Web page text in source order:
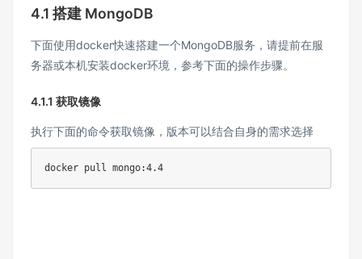
4.1 搭建 MongoDB
下面使用docker快速搭建一个MongoDB服务，请提前在服
务器或本机安装docker环境，参考下面的操作步骤。
4.1.1 获取镜像
执行下面的命令获取镜像，版本可以结合自身的需求选择
docker pull mongo:4.4